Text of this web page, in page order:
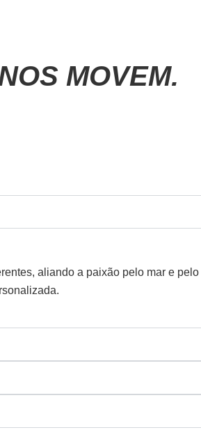
MOVEM.
aliando a paixão pelo mar e